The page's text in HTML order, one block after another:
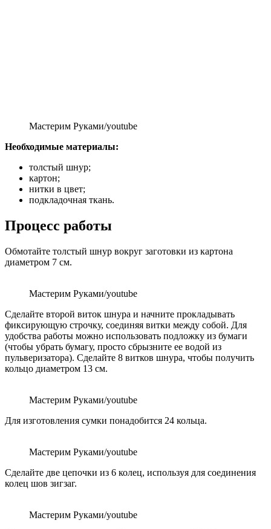
Мастерим Руками/youtube
Необходимые материалы:
толстый шнур;
картон;
нитки в цвет;
подкладочная ткань.
Процесс работы
Обмотайте толстый шнур вокруг заготовки из картона
диаметром 7 см.
Мастерим Руками/youtube
Сделайте второй виток шнура и начните прокладывать
фиксирующую строчку, соединяя витки между собой. Для
удобства работы можно использовать подложку из бумаги
(чтобы убрать бумагу, просто сбрызните ее водой из
пульверизатора). Сделайте 8 витков шнура, чтобы получить
кольцо диаметром 13 см.
Мастерим Руками/youtube
Для изготовления сумки понадобится 24 кольца.
Мастерим Руками/youtube
Сделайте две цепочки из 6 колец, используя для соединения
колец шов зигзаг.
Мастерим Руками/youtube